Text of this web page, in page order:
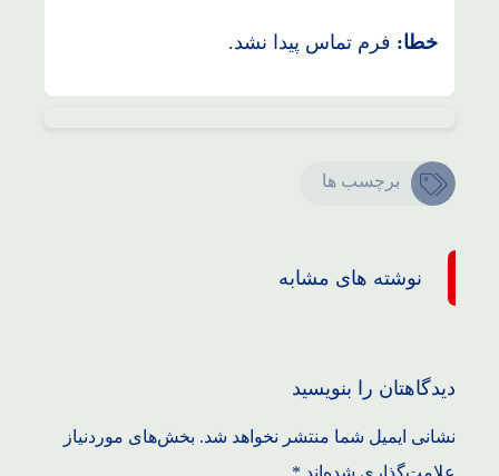
خطا: فرم تماس پیدا نشد.
برچسب ها
نوشته های مشابه
دیدگاهتان را بنویسید
نشانی ایمیل شما منتشر نخواهد شد. بخش‌های موردنیاز
علامت‌گذاری شده‌اند *